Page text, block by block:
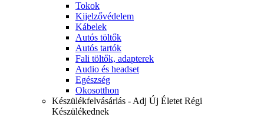
Tokok
Kijelzővédelem
Kábelek
Autós töltők
Autós tartók
Fali töltők, adapterek
Audio és headset
Egészség
Okosotthon
Készülékfelvásárlás - Adj Új Életet Régi
Készülékednek